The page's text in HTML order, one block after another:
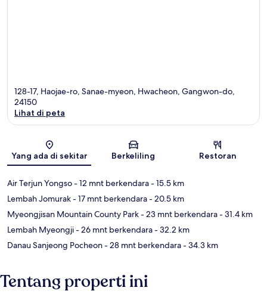
128-17, Haojae-ro, Sanae-myeon, Hwacheon, Gangwon-do,
24150
Lihat di peta
Yang ada di sekitar Berkeliling Restoran
Air Terjun Yongso- 12 mnt berkendara- 15.5 km
Lembah Jomurak- 17 mnt berkendara- 20.5 km
Myeongjisan Mountain County Park- 23 mnt berkendara- 31.4 km
Lembah Myeongji- 26 mnt berkendara- 32.2 km
Danau Sanjeong Pocheon- 28 mnt berkendara- 34.3 km
Tentang properti ini